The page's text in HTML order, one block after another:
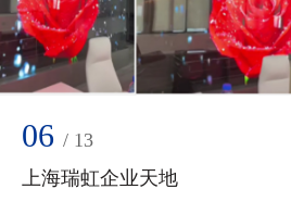
荷兰格罗宁根大学